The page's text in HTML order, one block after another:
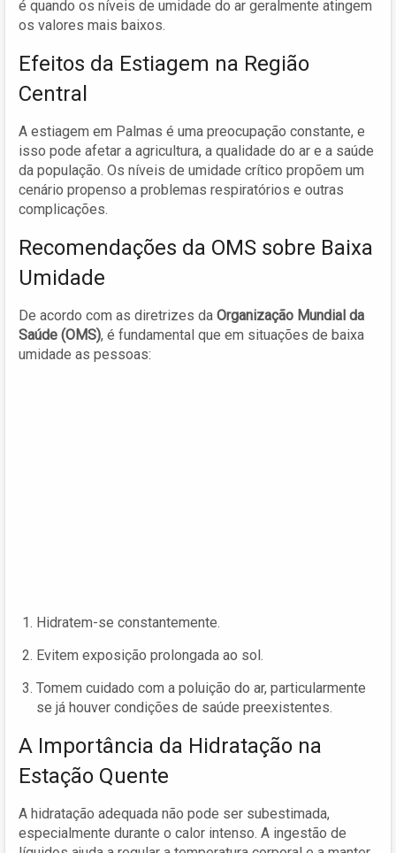
é quando os níveis de umidade do ar geralmente atingem
os valores mais baixos.
Efeitos da Estiagem na Região
Central
A estiagem em Palmas é uma preocupação constante, e
isso pode afetar a agricultura, a qualidade do ar e a saúde
da população. Os níveis de umidade crítico propõem um
cenário propenso a problemas respiratórios e outras
complicações.
Recomendações da OMS sobre Baixa
Umidade
De acordo com as diretrizes da Organização Mundial da
Saúde (OMS), é fundamental que em situações de baixa
umidade as pessoas:
Hidratem-se constantemente.
Evitem exposição prolongada ao sol.
Tomem cuidado com a poluição do ar, particularmente
se já houver condições de saúde preexistentes.
A Importância da Hidratação na
Estação Quente
A hidratação adequada não pode ser subestimada,
especialmente durante o calor intenso. A ingestão de